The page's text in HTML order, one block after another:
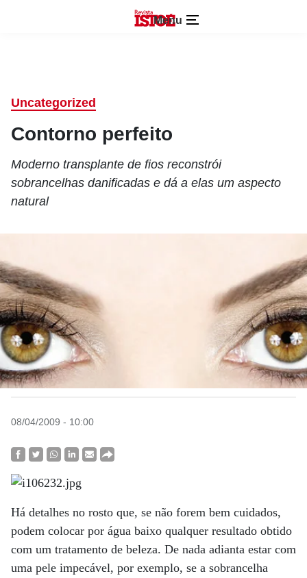
Menu
Uncategorized
Contorno perfeito
Moderno transplante de fios reconstrói
sobrancelhas danificadas e dá a elas um aspecto
natural
08/04/2009 - 10:00
Há detalhes no rosto que, se não forem bem cuidados,
podem colocar por água baixo qualquer resultado obtido
com um tratamento de beleza. De nada adianta estar com
uma pele impecável, por exemplo, se a sobrancelha